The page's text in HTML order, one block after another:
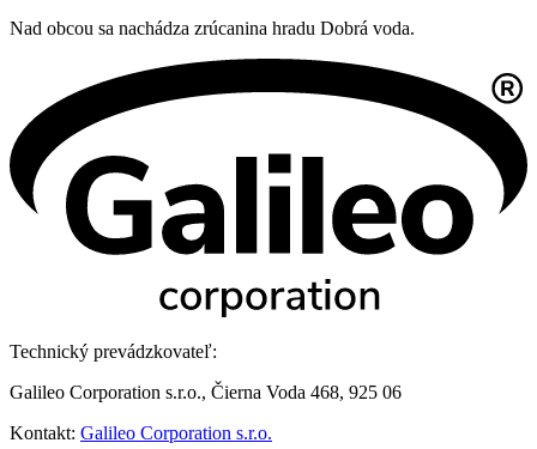
Nad obcou sa nachádza zrúcanina hradu Dobrá voda.
Technický prevádzkovateľ:
Galileo Corporation s.r.o., Čierna Voda 468, 925 06
Kontakt: Galileo Corporation s.r.o.